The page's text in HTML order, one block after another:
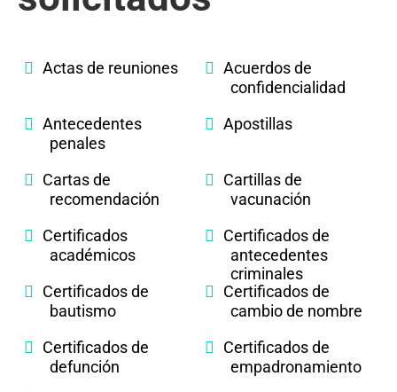
Actas de reuniones
Acuerdos de
confidencialidad
Antecedentes
penales
Apostillas
Cartas de
recomendación
Cartillas de
vacunación
Certificados
académicos
Certificados de
antecedentes
criminales
Certificados de
bautismo
Certificados de
cambio de nombre
Certificados de
defunción
Certificados de
empadronamiento